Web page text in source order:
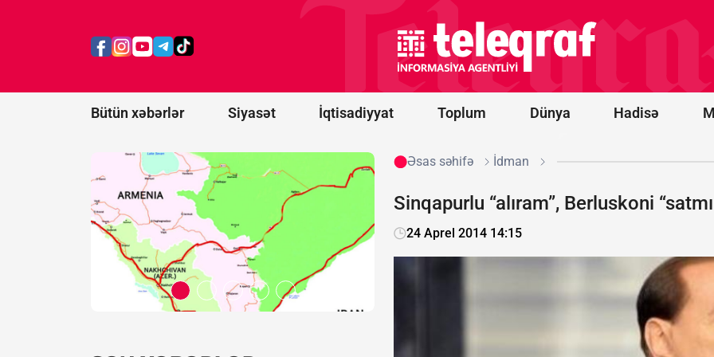
Bütün xəbərlər Siyasət İqtisadiyyat Toplum Dünya Hadisə
çıxacaq,
birləşəcək
qazma
qurğusu və
neft emalı
zavodlarına
zərbə
Əsas səhifə İdman
Sinqapurlu “alıram”, Berluskoni
24 Aprel 2014 14:15